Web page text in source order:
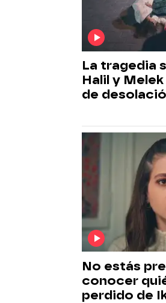
La tragedia
Halil y
de
No estás
conocer
perdido de